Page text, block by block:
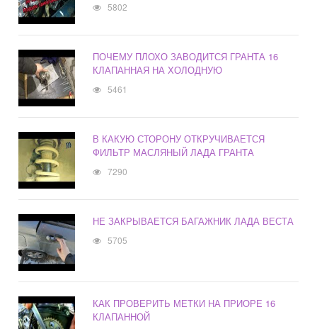
5802
ПОЧЕМУ ПЛОХО ЗАВОДИТСЯ ГРАНТА 16
КЛАПАННАЯ НА ХОЛОДНУЮ
5461
В КАКУЮ СТОРОНУ ОТКРУЧИВАЕТСЯ
ФИЛЬТР МАСЛЯНЫЙ ЛАДА ГРАНТА
7290
НЕ ЗАКРЫВАЕТСЯ БАГАЖНИК ЛАДА ВЕСТА
5705
КАК ПРОВЕРИТЬ МЕТКИ НА ПРИОРЕ 16
КЛАПАННОЙ